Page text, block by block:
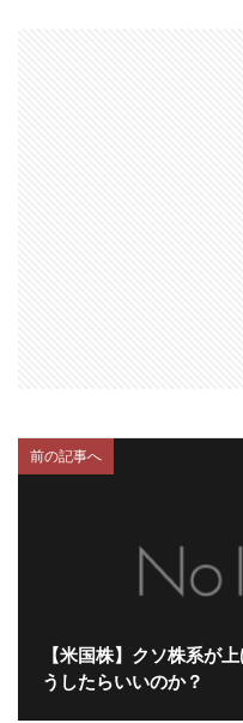
前の記事へ
【米国株】クソ株系が
うしたらいいのか？